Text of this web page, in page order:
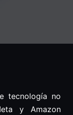
tecnología no
y Amazon